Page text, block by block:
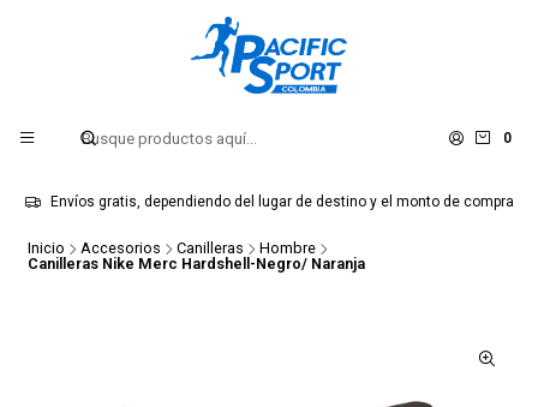
0
Envíos gratis, dependiendo del lugar de destino y el monto de compra
Inicio Accesorios Canilleras
Hombre
Canilleras Nike Merc Hardshell-Negro/ Naranja